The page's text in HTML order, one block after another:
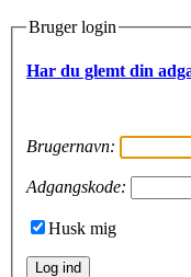
Bruger login
Har du glemt din
Brugernavn:
Adgangskode:
Husk mig